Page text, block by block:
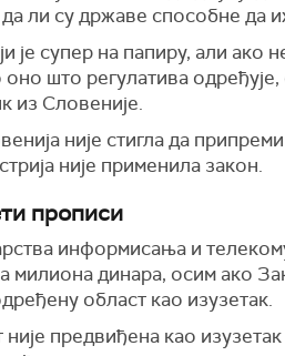
ли су државе способне да
је супер на папиру, али ако
што регулатива
из Словеније.
није стигла да
није применила закон.
прописи
информисања и
милиона динара, осим ако
област као изузетак.
предвиђена као